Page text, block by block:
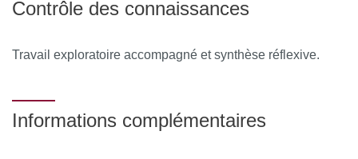
Contrôle des connaissances
Travail exploratoire accompagné et synthèse réflexive.
Informations complémentaires